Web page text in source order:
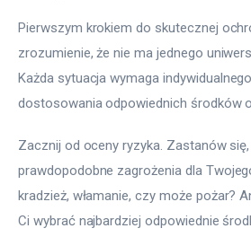
Pierwszym krokiem do skutecznej
zrozumienie, że nie ma jednego
Każda sytuacja wymaga
dostosowania odpowiednich środków
Zacznij od oceny ryzyka. Zastanów
prawdopodobne zagrożenia dla
kradzież, włamanie, czy może pożar?
Ci wybrać najbardziej odpowiednie